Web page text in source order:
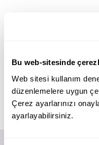
Bu web-sitesinde
Web sitesi kullanım
düzenlemelere uygun
Çerez ayarlarınızı
ayarlayabilirsiniz.